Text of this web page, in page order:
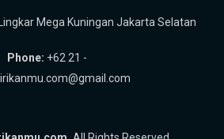
Mega Kuningan Jakarta Selatan
Phone: +62 21 -
lirikanmu.com@gmail.com